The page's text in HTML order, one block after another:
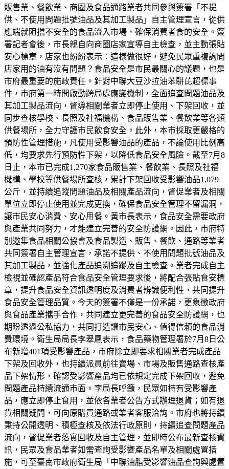
販售業、餐飲業、商圈及食品通路業者共同參與簽署「不提
供、不使用問題批號油品及其加工製品」自主管理宣言，從供
應端就阻擋不安全的食品流入市場，確保消費者食的安全。簽
署記者會後，市長親自向商圈店家宣導自主檢查，並主動張貼
安心標章，店家也紛紛表示：這樣做很好，避免民眾重複詢問
店家用的油有沒有問題？食品安全是市民最關心的議題，也是
市府最重要的施政責任。針對中聯大豆沙拉油苯駢芘超標事
件，市府第一時間啟動跨局處應變機制，全面追查問題油品及
其加工製品流向，督導相關業者立即停止使用、下架回收，並
同步查核學校、長照及社福機構、食品販售業、餐飲業等各類
供餐場所，全力守護市民飲食安全。此外，本市採取更嚴格的
預防性管理措施，凡使用受影響油品的產品，不論使用比例高
低，均要求先行預防性下架，以降低食品安全風險。截至7月8
日止，本市已完成1,270家食品販售業、餐飲業、長照及社福
機構、學校等供餐場所查核，累計下架回收受影響油品1,079
公斤，並持續追蹤問題油品及相關產品流向，督促業者及相關
單位立即停止使用並完成更換，確保食品安全管理不留漏洞，
讓市民安心消費、安心用餐。黃市長表示，食品安全需要政府
與產業共同努力，才能建立完善的安全防護網。因此，市府特
別邀集食品相關公協會及食品製造、販售、餐飲、通路等業者
共同簽署自主管理宣言，承諾不提供、不使用問題批號油品及
其加工製品，並強化產品追溯追蹤及自主檢查。業者完成自主
檢視並確認產品符合食品安全管理要求後，將配合張貼食安標
章，提升食品安全資訊透明度及消費者辨識便利性，共同提升
食品安全管理品質。今天的簽署不僅是一份承諾，更象徵政府
與食品產業攜手合作，共同建立更完善的食品安全防護網，也
期盼透過公私協力，共同打造讓市民安心、值得信賴的食品消
費環境。衛生局局長李翠鳳表示，食品藥物管理署於7月8日公
布新增401項受影響產品，市府除立即要求相關業者完成產品
下架及回收外，也持續派員前往賣場、市場及販售通路查核產
品下架情形，確認受影響產品均已依規定完成下架回收，避免
問題產品持續流通市面。李局長呼籲，民眾如持有受影響產
品，應立即停止食用，並依各業者公告方式辦理退貨；如有退
貨相關疑問，可向原購買通路或業者客服洽詢。市府也將持續
秉持公開透明、積極查核及依法行政原則，持續追查問題產品
流向，督促業者落實回收及自主管理，並即時公布最新查核資
訊，民眾及食品業者如需查詢受影響產品名單及相關處置措
施，可至臺南市政府衛生局「中聯油脂受影響油品查詢與處置